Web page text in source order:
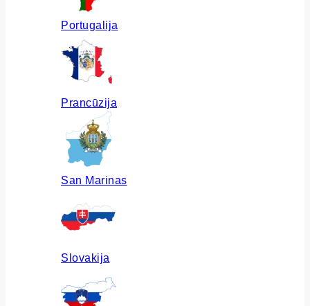
Portugalija
Prancūzija
San Marinas
Slovakija